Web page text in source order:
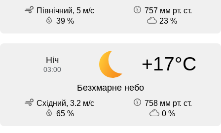
Північний, 5 м/с
757 мм рт. ст.
39 %
23 %
Ніч
03:00 +17°C
Безхмарне небо
Східний, 3.2 м/с
758 мм рт. ст.
65 %
0 %